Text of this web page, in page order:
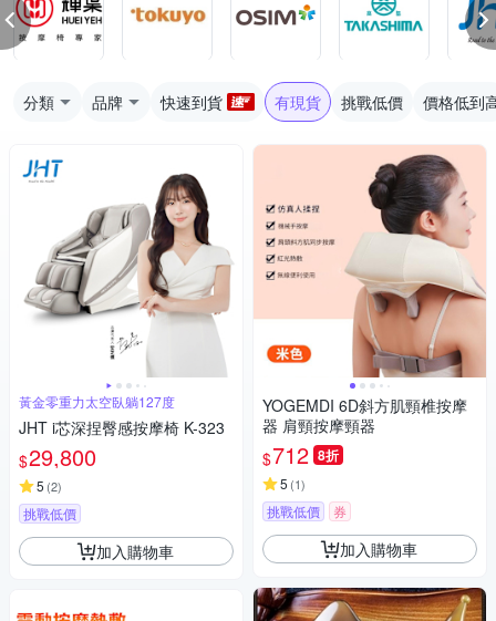
分類 品牌 快速到貨 有現貨 挑戰低價 價格低到
黃金零重力太空臥躺127度
JHT i芯深捏臀感按摩椅 K-323
$29,800
5 (2)
挑戰低價
加入購物車
YOGEMDI 6D斜方肌頸椎按摩
器 肩頸按摩頸器
$712 8折
5 (1)
挑戰低價 券
加入購物車